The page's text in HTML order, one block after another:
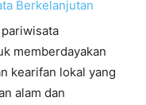
memberdayakan
kearifan lokal yang
alam dan